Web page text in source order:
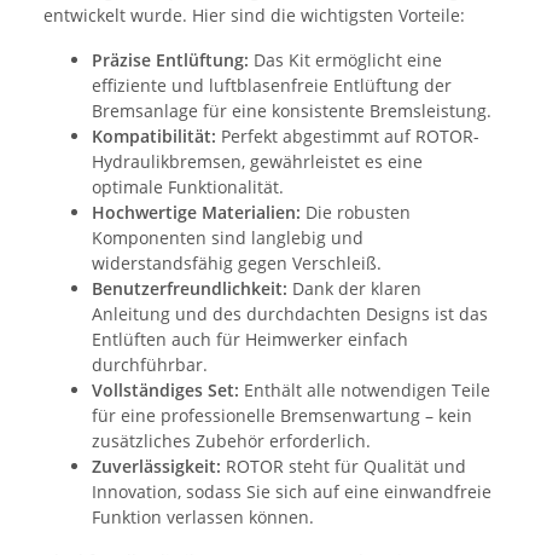
entwickelt wurde. Hier sind die wichtigsten Vorteile:
Präzise Entlüftung: Das Kit ermöglicht eine
effiziente und luftblasenfreie Entlüftung der
Bremsanlage für eine konsistente Bremsleistung.
Kompatibilität: Perfekt abgestimmt auf ROTOR-
Hydraulikbremsen, gewährleistet es eine
optimale Funktionalität.
Hochwertige Materialien: Die robusten
Komponenten sind langlebig und
widerstandsfähig gegen Verschleiß.
Benutzerfreundlichkeit: Dank der klaren
Anleitung und des durchdachten Designs ist das
Entlüften auch für Heimwerker einfach
durchführbar.
Vollständiges Set: Enthält alle notwendigen Teile
für eine professionelle Bremsenwartung – kein
zusätzliches Zubehör erforderlich.
Zuverlässigkeit: ROTOR steht für Qualität und
Innovation, sodass Sie sich auf eine einwandfreie
Funktion verlassen können.